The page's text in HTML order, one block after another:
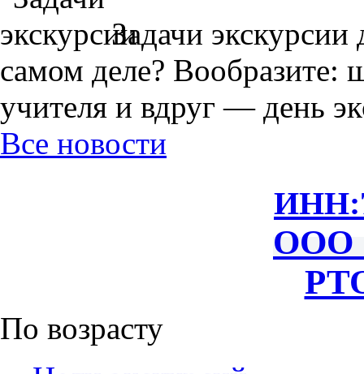
Задачи
самом деле? Вообразите:
учителя и вдруг — день
Все новости
ИНН:
ООО
По возрасту